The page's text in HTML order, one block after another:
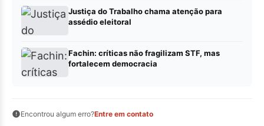
Justiça do Trabalho chama atenção para
assédio eleitoral
Fachin: críticas não fragilizam STF, mas
fortalecem democracia
Encontrou algum erro?Entre em contato